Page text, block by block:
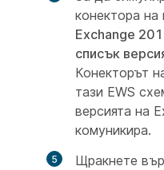
конектора на
Exchange
списък
Конекторът
тази EWS
версията на
комуникира.
Щракнете